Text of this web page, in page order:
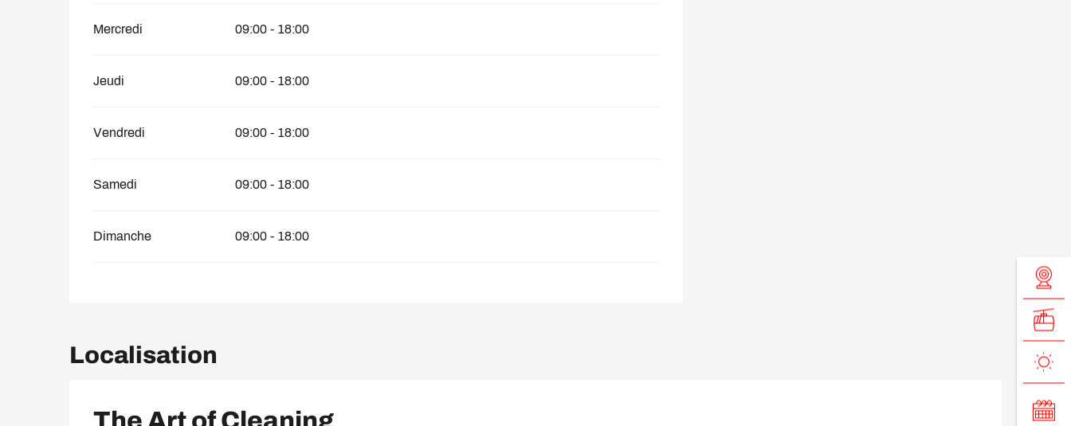
Mercredi 09:00 - 18:00
Jeudi 09:00 - 18:00
Vendredi 09:00 - 18:00
Samedi 09:00 - 18:00
Dimanche 09:00 - 18:00
Localisation